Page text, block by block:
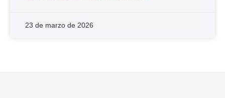
23 de marzo de 2026